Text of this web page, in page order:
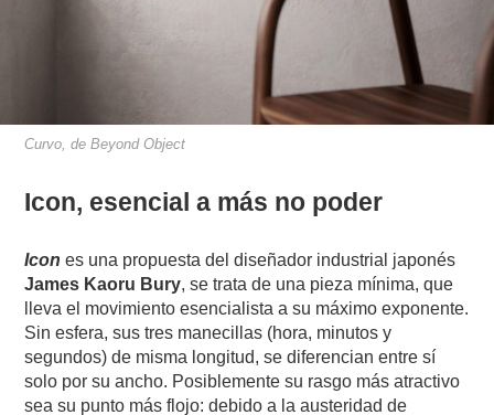
Curvo, de Beyond Object
Icon, esencial a más no poder
Icon es una propuesta del diseñador industrial japonés
James Kaoru Bury, se trata de una pieza mínima, que
lleva el movimiento esencialista a su máximo exponente.
Sin esfera, sus tres manecillas (hora, minutos y
segundos) de misma longitud, se diferencian entre sí
solo por su ancho. Posiblemente su rasgo más atractivo
sea su punto más flojo: debido a la austeridad de